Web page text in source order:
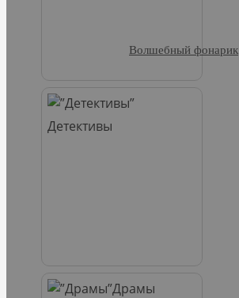
Детективы
Драмы
Волшебный фонарик